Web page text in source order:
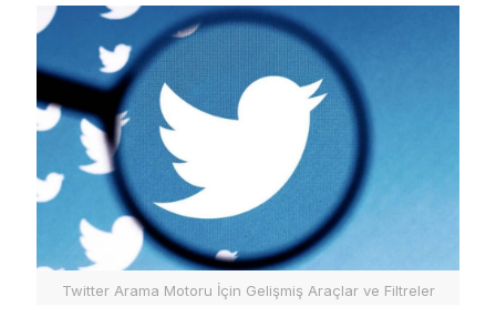
Twitter Arama Motoru İçin Gelişmiş Araçlar ve Filtreler